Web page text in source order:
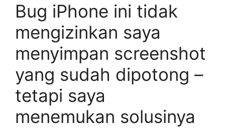
Bug iPhone ini tidak
mengizinkan saya
menyimpan screenshot
yang sudah dipotong –
tetapi saya
menemukan solusinya